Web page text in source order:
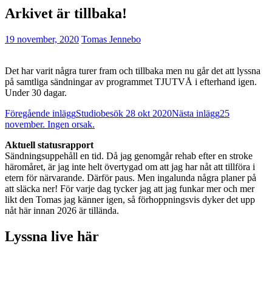
Arkivet är tillbaka!
19 november, 2020 Tomas Jennebo
Det har varit några turer fram och tillbaka men nu går det att lyssna
på samtliga sändningar av programmet TJUTVÅ i efterhand igen.
Under 30 dagar.
Inläggsnavigering
Föregående inläggStudiobesök 28 okt 2020Nästa inlägg25
november. Ingen orsak.
Aktuell statusrapport
Sändningsuppehåll en tid. Då jag genomgår rehab efter en stroke
häromåret, är jag inte helt övertygad om att jag har nåt att tillföra i
etern för närvarande. Därför paus. Men ingalunda några planer på
att släcka ner! För varje dag tycker jag att jag funkar mer och mer
likt den Tomas jag känner igen, så förhoppningsvis dyker det upp
nåt här innan 2026 är tillända.
Lyssna live här